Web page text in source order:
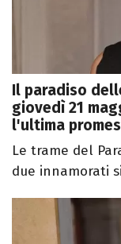
Il paradiso
giovedì 21
l'ultima
Le trame del
due innamorati